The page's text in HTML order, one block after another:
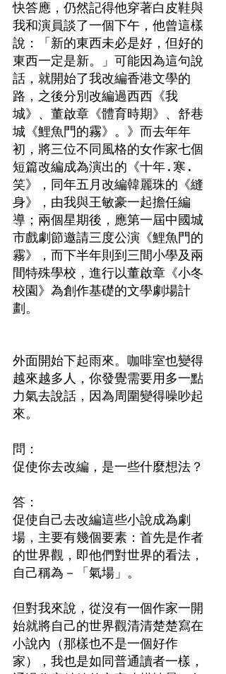
快答應，仍然記得他穿著白皮鞋與
我和演員談了一個下午，他曾這樣
說：「新的東西未必是好，但好的
東西一定是新。」可能因為這句說
話，就開始了我改編香港文學的
路，之後分別改編過西西《我
城》、董啟章《體育時期》、舒巷
城《鯉魚門的霧》。》而去年年
初，將三位不同風格的女作家七個
短篇改編成為演出的《十年.寒.
笑》，同年五月改編韓麗珠的《縫
身》，由我與王敏豪一起擔任編
導；兩個星期後，應第一屆中國城
市戲劇節邀請三度公演《鯉魚門的
霧》，而下半年則到三間小學及兩
間特殊學校，進行以董啟章《小冬
校園》為創作基礎的文學劇場計
劃。
外面開始下起雨來。咖啡室也變得
越來越多人，你發覺需要用多一點
力氣去說話，因為周圍變得噪吵起
來。
問：
促使你去改編，是一些什麼想法？
答：
促使自己去改編這些小說成為劇
場，主要有幾個要素：首先是作者
的世界觀，即他們對世界的看法，
自己稱為－「氣場」。
但對我來說，從沒有一個作家一開
始就將自己的世界觀清清楚楚寫在
小說內（那樣也不是一個好作
家），我也是如同普通讀者一樣，